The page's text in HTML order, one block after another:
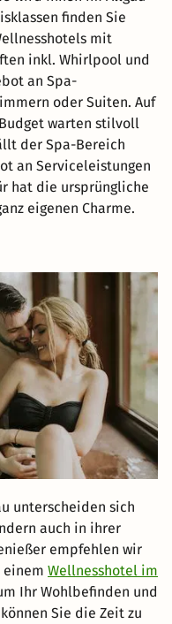
finden Sie
mit
inkl. Whirlpool und
an Spa-
oder Suiten. Auf
warten stilvoll
der Spa-Bereich
an Serviceleistungen
hat die ursprüngliche
eigenen Charme.
unterscheiden sich
auch in ihrer
empfehlen wir
Wellnesshotel im
Ihr Wohlbefinden und
Sie die Zeit zu